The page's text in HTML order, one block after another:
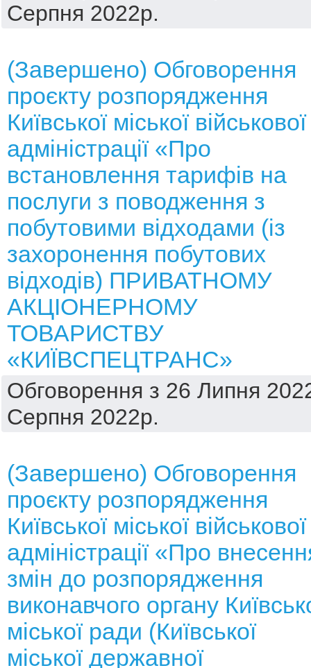
Серпня 2022р.
(Завершено) Обговорення
проєкту розпорядження
Київської міської військової
адміністрації «Про
встановлення тарифів на
послуги з поводження з
побутовими відходами (із
захоронення побутових
відходів) ПРИВАТНОМУ
АКЦІОНЕРНОМУ
ТОВАРИСТВУ
«КИЇВСПЕЦТРАНС»
Обговорення з 26 Липня
Серпня 2022р.
(Завершено) Обговорення
проєкту розпорядження
Київської міської військової
адміністрації «Про
змін до розпорядження
виконавчого органу
міської ради (Київської
міської державної